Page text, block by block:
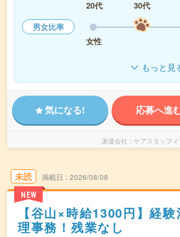
20代
30代
男女比率
女性
もっと見
気になる! 応募へ進
派遣会社 ケアスタッフィ
未読
NEW
掲載日 2026/08/08
【谷山×時給1300円】経
理事務！残業なし